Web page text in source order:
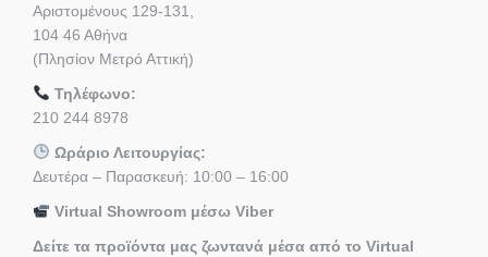
Αριστομένους 129-131,
104 46 Αθήνα
(Πλησίον Μετρό Αττική)
Τηλέφωνο:
210 244 8978
Ωράριο Λειτουργίας:
Δευτέρα – Παρασκευή: 10:00 – 16:00
Virtual Showroom μέσω Viber
Δείτε τα προϊόντα μας ζωντανά μέσα από το Virtual